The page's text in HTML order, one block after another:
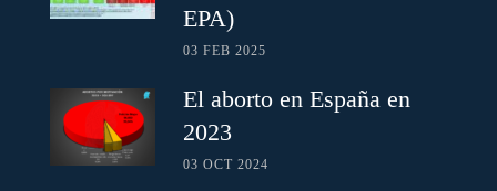
EPA)
03 FEB 2025
El aborto en España en
2023
03 OCT 2024